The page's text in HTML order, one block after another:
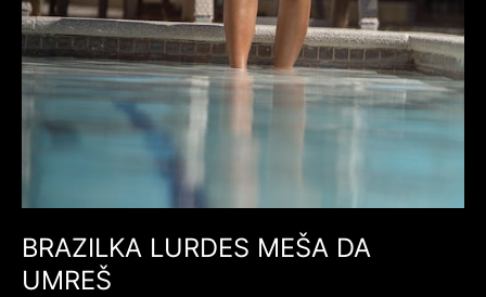
BRAZILKA LURDES MEŠA DA
UMREŠ